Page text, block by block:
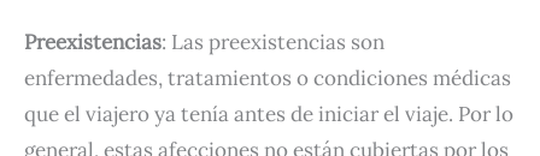
Preexistencias: Las preexistencias son
enfermedades, tratamientos o condiciones médicas
que el viajero ya tenía antes de iniciar el viaje. Por lo
general, estas afecciones no están cubiertas por los